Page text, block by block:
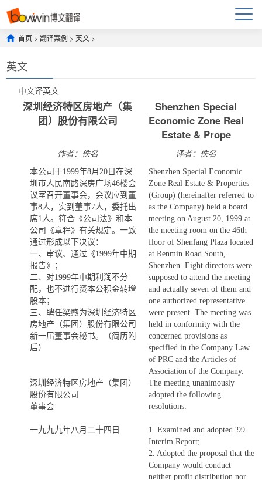
首页 >翻译案例 >英文 >
英文
中文译英文
深圳经济特区房地产（集
团）股份有限公司
Shenzhen Special
Economic Zone Real
Estate & Prope
作者：佚名 译者：佚名
本公司于1999年8月20日在深
圳市人民南路深房广场46楼会
议室召开董事会，会议应到董
事8人，实到董事7人，委托出
席1人。符合《公司法》和本
公司《章程》有关规定。一致
通过形成以下决议：
一、审议、通过《1999年中期
报告》；
二、对1999年中期利润不分
配，也不进行资本公积金转增
股本；
三、聘任梁煦为深圳经济特区
房地产（集团）股份有限公司
新一届董事会秘书。（简历附
后）
深圳经济特区房地产（集团）
股份有限公司
董事会
一九九九年八月二十四日
Shenzhen Special Economic
Zone Real Estate & Properties
(Group) (hereinafter referred to
as the Company) held a board
meeting on August 20, 1999 at
the meeting room on the 46th
floor of Shenfang Plaza located
at Renmin Road South,
Shenzhen. Eight directors were
supposed to attend the meeting
and actually seven of them and
one authorized representative
were present. The meeting was
held in conformity with the
concerned provisions as
specified in the Company Law
of PRC and the Articles of
Association of the Company.
The meeting unanimously
adopted the following
resolutions:
1. Examined and adopted '99
Interim Report;
2. Adopted the proposal that the
Company would conduct
neither profit distribution nor